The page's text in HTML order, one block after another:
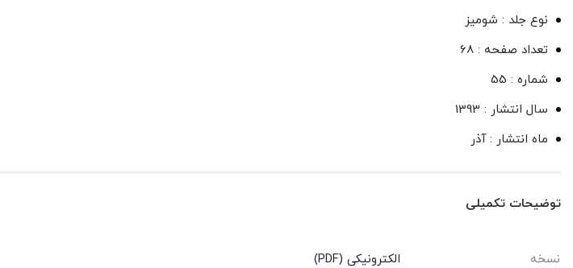
نوع جلد : شومیز
تعداد صفحه : 68
شماره : 55
سال انتشار : 1393
ماه انتشار : آذر
توضیحات تکمیلی
نسخه الکترونیکی (PDF)